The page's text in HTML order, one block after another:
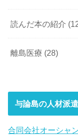
読んだ本の紹介
離島医療 (28)
与論島の人材派
合同会社オーシャ